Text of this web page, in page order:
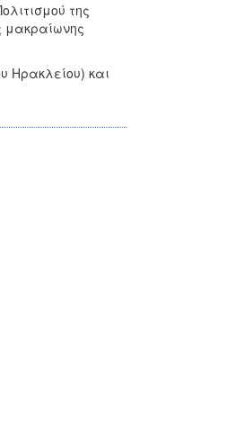
της
μακραίωνης
Ηρακλείου) και